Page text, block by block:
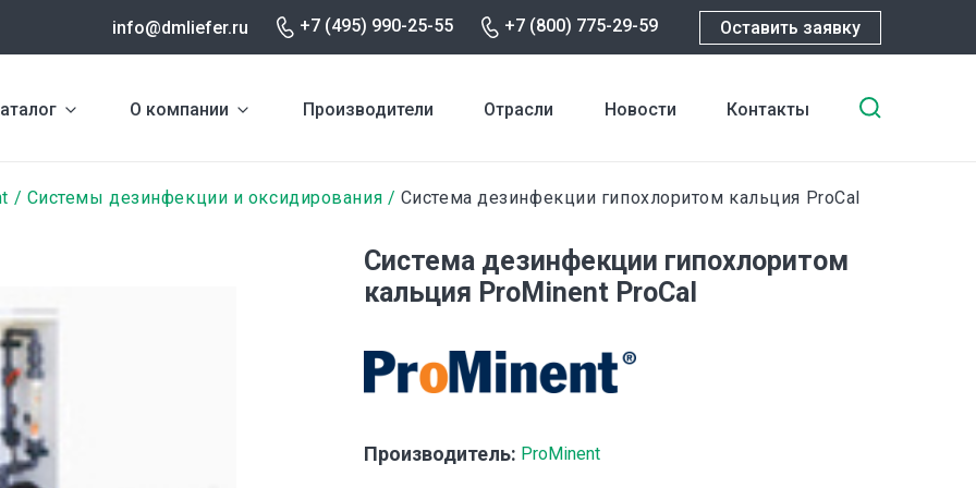
info@dmliefer.ru +7 (495) 990-25-55 +7 (800) 775-29-59 Оставить заявку
О компании Производители Отрасли Новости Контакты
Системы дезинфекции и оксидирования Система дезинфекции гипохлоритом кальция ProCal
Система дезинфекции гипохлоритом
кальция ProMinent ProCal
Производитель: ProMinent